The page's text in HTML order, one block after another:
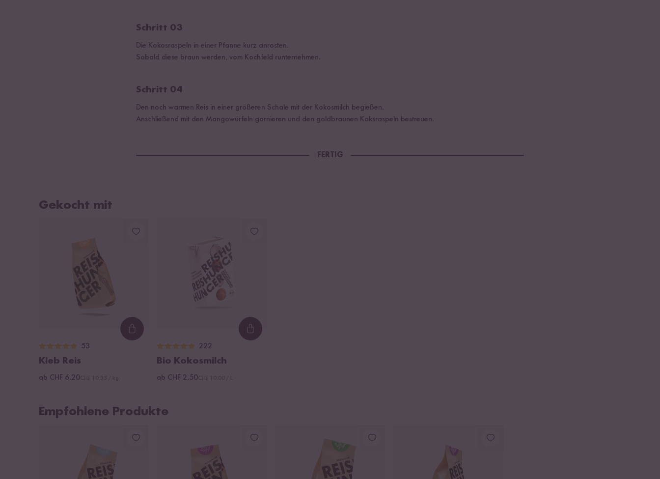
Schritt 03
Die Kokosraspeln in einer Pfanne kurz anrösten.
Sobald diese braun werden, vom Kochfeld runternehmen.
Schritt 04
Den noch warmen Reis in einer größeren Schale mit der Kokosmilch begießen.
Anschließend mit den Mangowürfeln garnieren und den goldbraunen Koksraspeln bestreuen.
FERTIG
Gekocht mit
Loading...
53
Kleb Reis
ab CHF 6.20
Loading...
222
Bio Kokosmilch
ab CHF 2.50
Empfohlene Produkte